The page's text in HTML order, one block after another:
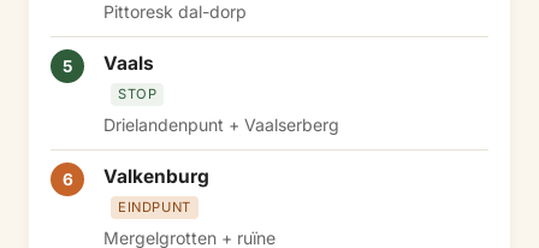
Pittoresk dal-dorp
5 Vaals
STOP
Drielandenpunt + Vaalserberg
6 Valkenburg
EINDPUNT
Mergelgrotten + ruïne